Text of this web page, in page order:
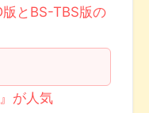
とBS-TBS版の
が人気